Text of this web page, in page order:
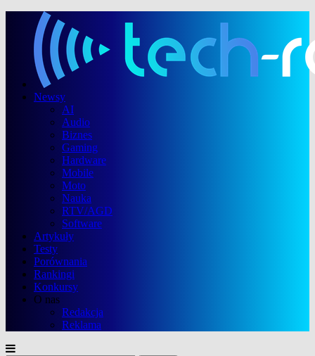
Newsy
AI
Audio
Biznes
Gaming
Hardware
Mobile
Moto
Nauka
RTV/AGD
Software
Artykuły
Testy
Porównania
Rankingi
Konkursy
O nas
Redakcja
Reklama